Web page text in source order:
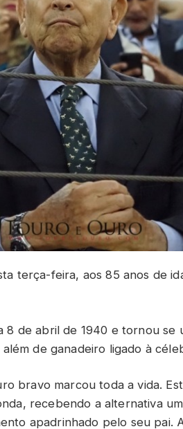
terça-feira, aos 85 anos de
de abril de 1940 e tornou se
de ganadeiro ligado à
bravo marcou toda a vida.
recebendo a alternativa
apadrinhado pelo seu pai.